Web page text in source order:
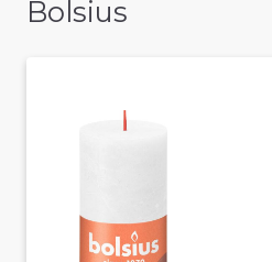
Bolsius